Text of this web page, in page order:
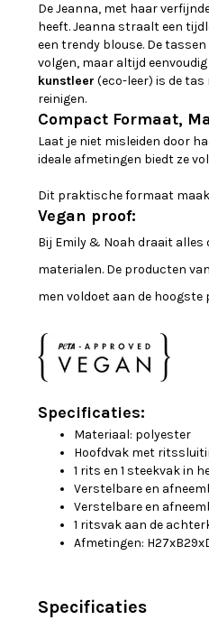
De Jeanna, met haar
heeft. Jeanna straalt een
een trendy blouse. De
volgen, maar altijd
kunstleer (eco-leer) is de
reinigen.
Compact Formaat,
Laat je niet misleiden door
ideale afmetingen biedt ze
Dit praktische formaat
Vegan proof:
Bij Emily & Noah draait
materialen. De producten
men voldoet aan de
Specificaties:
Materiaal: polyester
Hoofdvak met
1 rits en 1 steekvak in
Verstelbare en
Verstelbare en
1 ritsvak aan de
Afmetingen:
Specificaties